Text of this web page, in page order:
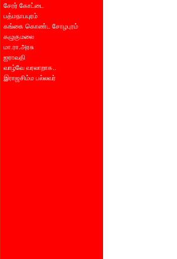
சேரர் கோட்டை
பத்மநாபபுரம்
கங்கை கொண்ட சோழபுரம்
கழுகுமலை
மா.ரா.அரசு
ஐராவதி
வாழ்வே வரலாறாக..
இராஜசிம்ம பல்லவர்